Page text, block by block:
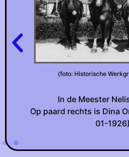
(foto: Historische
In de Meester
Op paard rechts is Dina
01-1926)